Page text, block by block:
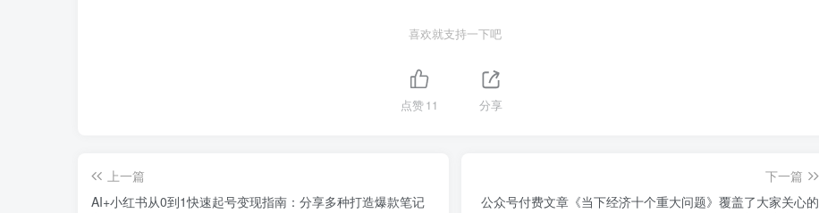
喜欢就支持一下吧
点赞11 分享
上一篇
AI+小红书从0到1快速起号变现指南：分享多种打造爆款笔记
下一篇
公众号付费文章《当下经济十个重大问题》覆盖了大家关心的